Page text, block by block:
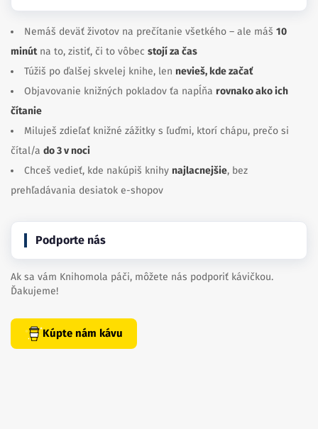
Nemáš deväť životov na prečítanie všetkého – ale máš 10
minútna to, zistiť, či to vôbec stojí za čas
Túžiš po ďalšej skvelej knihe, len nevieš, kde začať
Objavovanie knižných pokladov ťa napĺňa rovnako ako ich
čítanie
Miluješ zdieľať knižné zážitky s ľuďmi, ktorí chápu, prečo si
čítal/a do 3 v noci
Chceš vedieť, kde nakúpiš knihy najlacnejšie, bez
prehľadávania desiatok e-shopov
Podporte nás
Ak sa vám Knihomola páči, môžete nás podporiť kávičkou.
Ďakujeme!
Kúpte nám kávu